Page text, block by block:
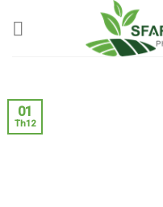
01
Th12